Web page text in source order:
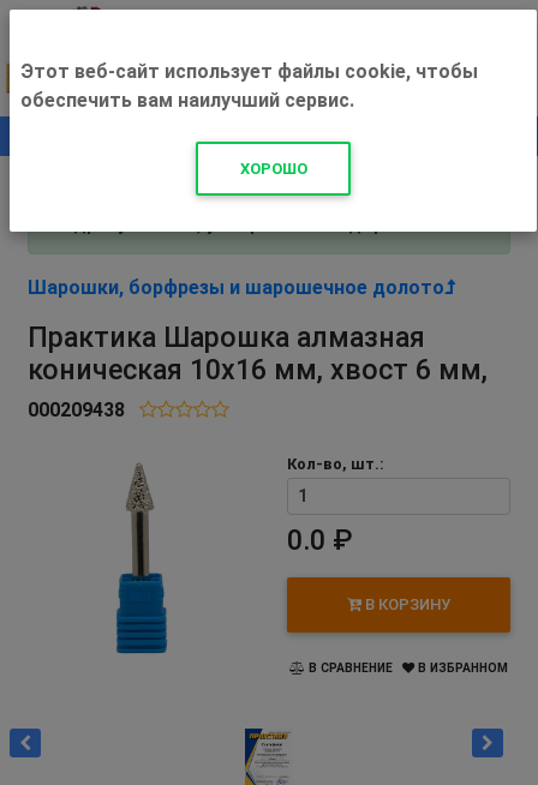
+500 ₽
Внимание! С 3 августа магазин работает по
Шарошки, борфрезы и шарошечное долото
Практика Шарошка алмазная
коническая 10х16 мм, хвост 6 мм,
000209438
Кол-во, шт.:
0.0 ₽
В КОРЗИНУ
В СРАВНЕНИЕ В ИЗБРАННОМ
Этот веб-сайт использует файлы cookie, чтобы
обеспечить вам наилучший сервис.
ХОРОШО